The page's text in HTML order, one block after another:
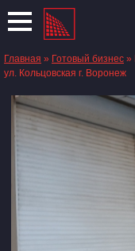
Главная » Готовый бизнес »
ул. Кольцовская г. Воронеж